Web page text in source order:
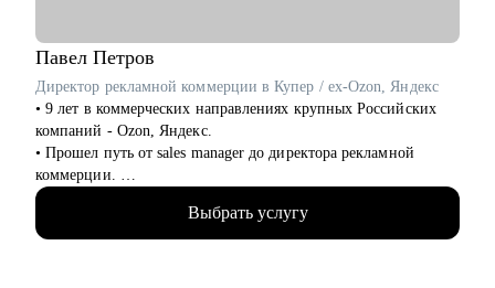
Павел Петров
Директор рекламной коммерции в Купер / ex-Ozon, Яндекс
• 9 лет в коммерческих направлениях крупных Российских
компаний - Ozon, Яндекс.
• Прошел путь от sales manager до директора рекламной
коммерции.
• Опыт руководства больших команд 100+ человек.
• Выстраивание направлений с нуля, регламенты, KPI,
мотивация.
Выбрать услугу